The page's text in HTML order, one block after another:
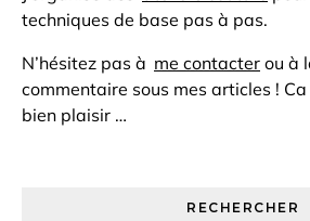
techniques de base pas à pas.
N’hésitez pas à me contacter ou à
commentaire sous mes articles !
bien plaisir …
RECHERCHER